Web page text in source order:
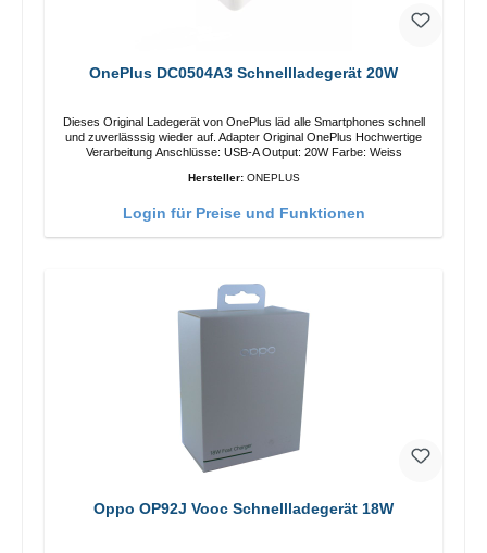
OnePlus DC0504A3 Schnellladegerät 20W
Dieses Original Ladegerät von OnePlus läd alle Smartphones schnell
und zuverlässsig wieder auf. Adapter Original OnePlus Hochwertige
Verarbeitung Anschlüsse: USB-A Output: 20W Farbe: Weiss
Hersteller: ONEPLUS
Login für Preise und Funktionen
Oppo OP92J Vooc Schnellladegerät 18W